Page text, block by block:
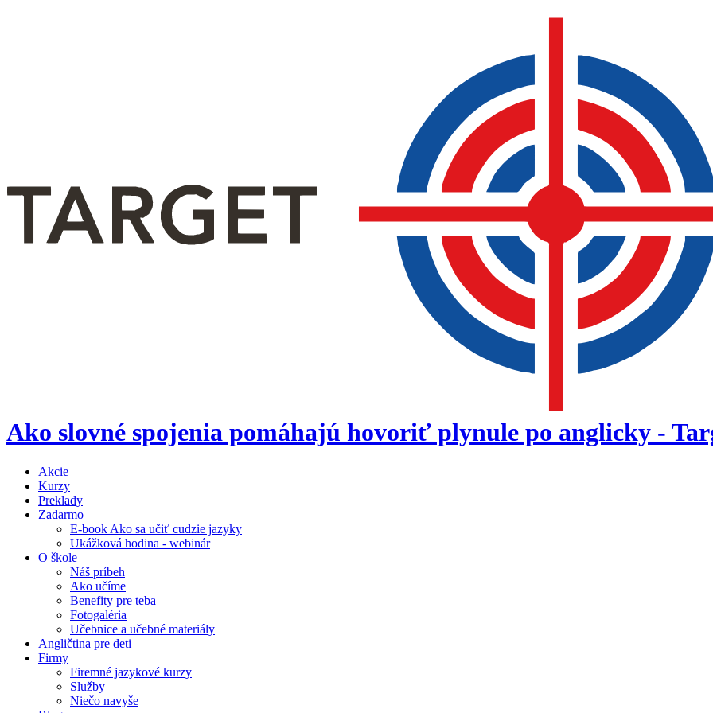
Ako slovné spojenia pomáhajú hovoriť plynule po anglicky -
Akcie
Kurzy
Preklady
Zadarmo
E-book Ako sa učiť cudzie jazyky
Ukážková hodina - webinár
O škole
Náš príbeh
Ako učíme
Benefity pre teba
Fotogaléria
Učebnice a učebné materiály
Angličtina pre deti
Firmy
Firemné jazykové kurzy
Služby
Niečo navyše